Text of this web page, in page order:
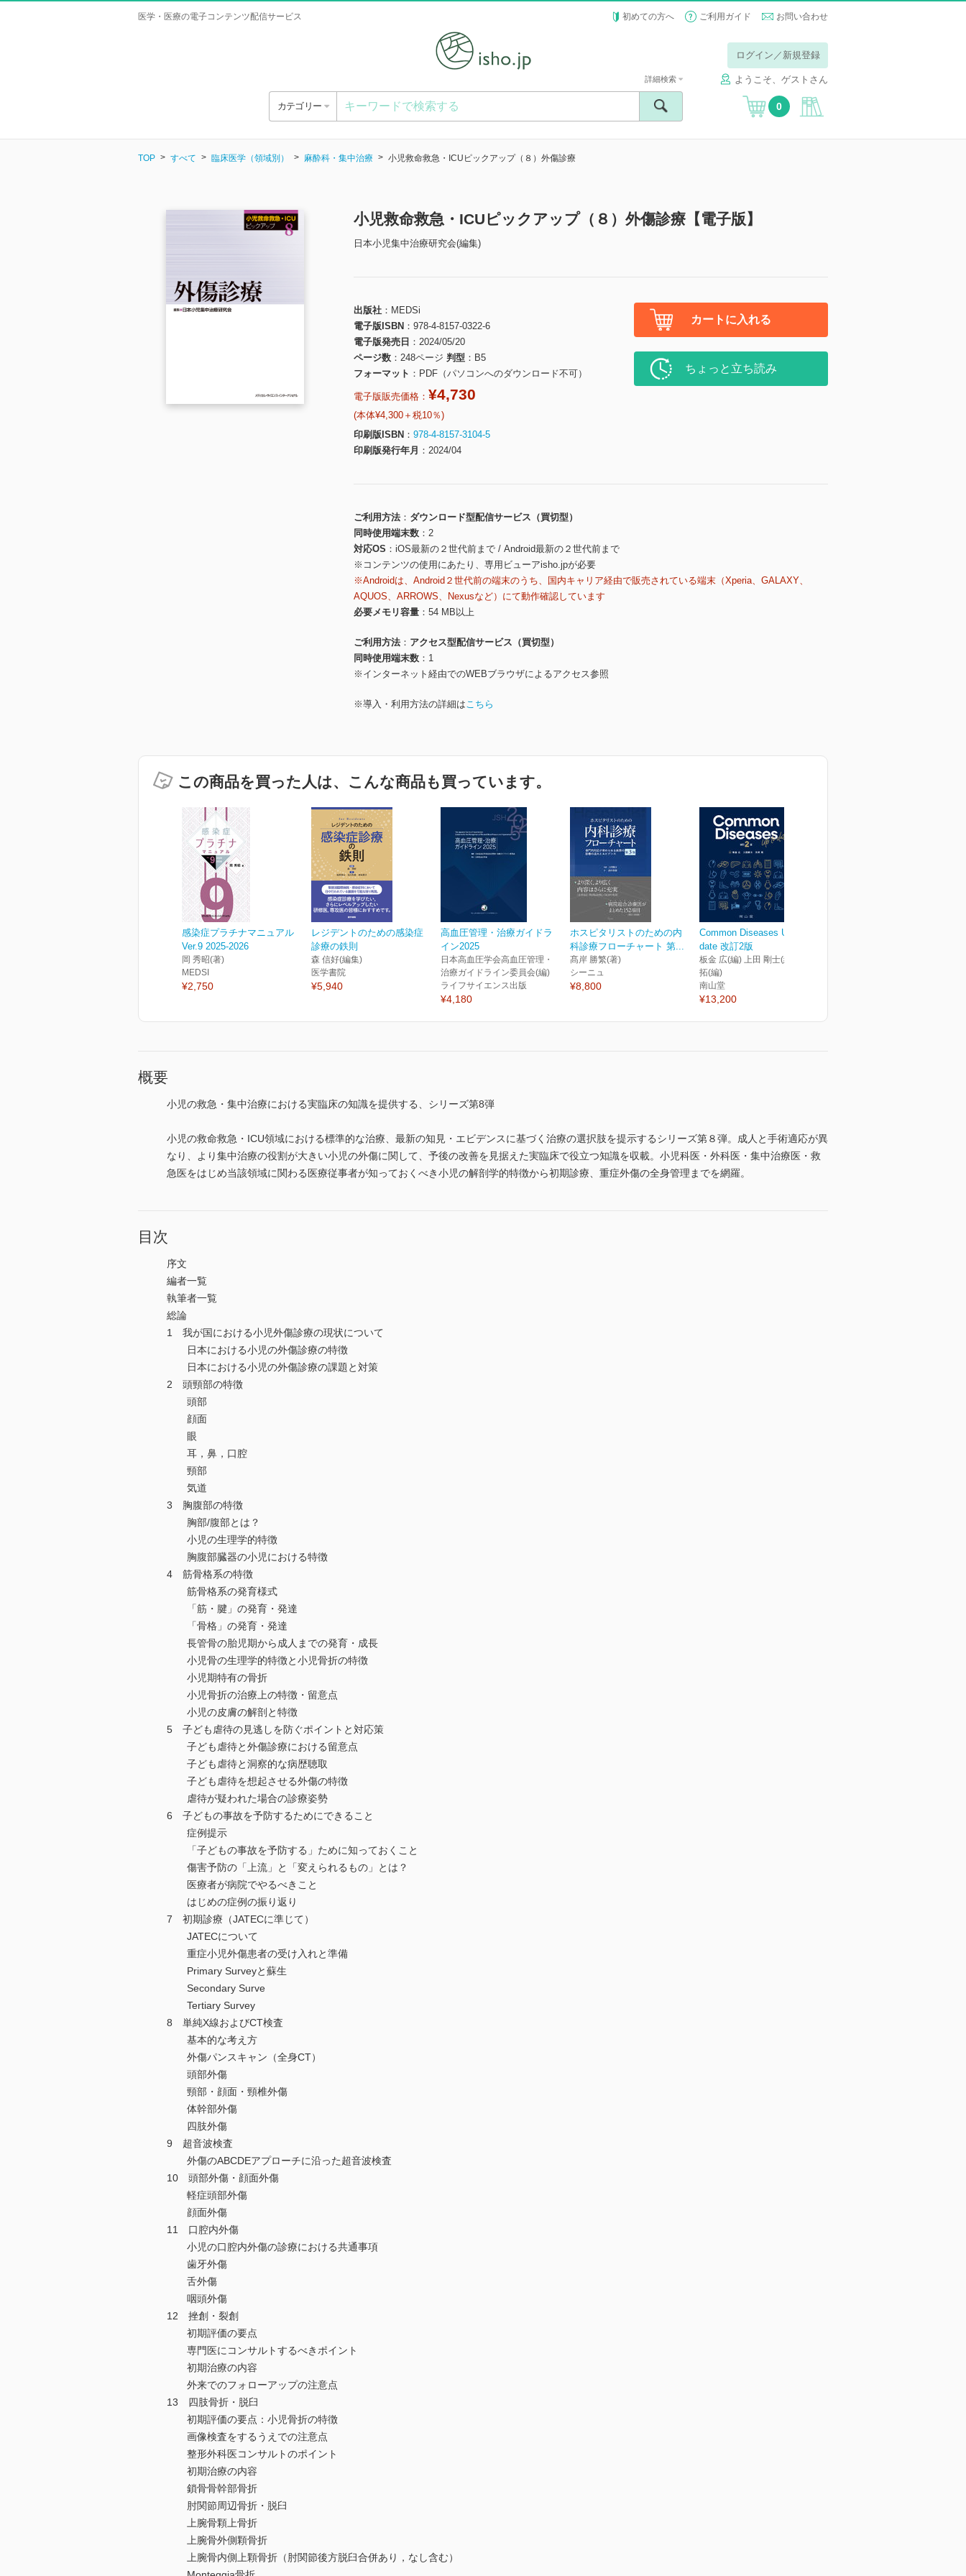
医学・医療の電子コンテンツ配信サービス 初めての方へ ご利用ガイド お問い合わせ
ログイン／新規登録
ようこそ、ゲストさん
カテゴリー
詳細検索
0
TOP すべて 臨床医学（領域別） 麻酔科・集中治療 小児救命救急・ICUピックアップ（８）外傷診療
小児救命救急・ICUピックアップ（８）外傷診療【電子版】
日本小児集中治療研究会(編集)
出版社
MEDSi
電子版ISBN
978-4-8157-0322-6
電子版発売日
2024/05/20
ページ数
248ページ 判型
B5
フォーマット
PDF（パソコンへのダウンロード不可）
電子版販売価格： ¥4,730
(本体¥4,300＋税10％)
印刷版ISBN
978-4-8157-3104-5
印刷版発行年月
2024/04
カートに入れる
ちょっと立ち読み
ご利用方法
ダウンロード型配信サービス（買切型）
同時使用端末数
2
対応OS
iOS最新の２世代前まで / Android最新の２世代前まで
※コンテンツの使用にあたり、専用ビューアisho.jpが必要
※Androidは、Android２世代前の端末のうち、国内キャリア経由で販売されている端末（Xperia、GALAXY、
AQUOS、ARROWS、Nexusなど）にて動作確認しています
必要メモリ容量
54 MB以上
ご利用方法
アクセス型配信サービス（買切型）
同時使用端末数
1
※インターネット経由でのWEBブラウザによるアクセス参照
※導入・利用方法の詳細はこちら
この商品を買った人は、こんな商品も買っています。
感染症プラチナマニュアル
Ver.9 2025-2026
岡 秀昭(著)
MEDSI
¥2,750
レジデントのための感染症
診療の鉄則
森 信好(編集)
医学書院
¥5,940
高血圧管理・治療ガイドラ
イン2025
日本高血圧学会高血圧管理・
治療ガイドライン委員会(編)
ライフサイエンス出版
¥4,180
ホスピタリストのための内
科診療フローチャート 第...
髙岸 勝繁(著)
シーニュ
¥8,800
Common Diseases Up to
date 改訂2版
板金 広(編) 上田 剛士(編) 矢吹
拓(編)
南山堂
¥13,200
概要
小児の救急・集中治療における実臨床の知識を提供する、シリーズ第8弾
小児の救命救急・ICU領域における標準的な治療、最新の知見・エビデンスに基づく治療の選択肢を提示するシリーズ第８弾。成人と手術適応が異
なり、より集中治療の役割が大きい小児の外傷に関して、予後の改善を見据えた実臨床で役立つ知識を収載。小児科医・外科医・集中治療医・救
急医をはじめ当該領域に関わる医療従事者が知っておくべき小児の解剖学的特徴から初期診療、重症外傷の全身管理までを網羅。
目次
序文
編者一覧
執筆者一覧
総論
1 我が国における小児外傷診療の現状について
日本における小児の外傷診療の特徴
日本における小児の外傷診療の課題と対策
2 頭頸部の特徴
頭部
顔面
眼
耳，鼻，口腔
頸部
気道
3 胸腹部の特徴
胸部/腹部とは？
小児の生理学的特徴
胸腹部臓器の小児における特徴
4 筋骨格系の特徴
筋骨格系の発育様式
「筋・腱」の発育・発達
「骨格」の発育・発達
長管骨の胎児期から成人までの発育・成長
小児骨の生理学的特徴と小児骨折の特徴
小児期特有の骨折
小児骨折の治療上の特徴・留意点
小児の皮膚の解剖と特徴
5 子ども虐待の見逃しを防ぐポイントと対応策
子ども虐待と外傷診療における留意点
子ども虐待と洞察的な病歴聴取
子ども虐待を想起させる外傷の特徴
虐待が疑われた場合の診療姿勢
6 子どもの事故を予防するためにできること
症例提示
「子どもの事故を予防する」ために知っておくこと
傷害予防の「上流」と「変えられるもの」とは？
医療者が病院でやるべきこと
はじめの症例の振り返り
7 初期診療（JATECに準じて）
JATECについて
重症小児外傷患者の受け入れと準備
Primary Surveyと蘇生
Secondary Surve
Tertiary Survey
8 単純X線およびCT検査
基本的な考え方
外傷パンスキャン（全身CT）
頭部外傷
頸部・顔面・頸椎外傷
体幹部外傷
四肢外傷
9 超音波検査
外傷のABCDEアプローチに沿った超音波検査
10 頭部外傷・顔面外傷
軽症頭部外傷
顔面外傷
11 口腔内外傷
小児の口腔内外傷の診療における共通事項
歯牙外傷
舌外傷
咽頭外傷
12 挫創・裂創
初期評価の要点
専門医にコンサルトするべきポイント
初期治療の内容
外来でのフォローアップの注意点
13 四肢骨折・脱臼
初期評価の要点：小児骨折の特徴
画像検査をするうえでの注意点
整形外科医コンサルトのポイント
初期治療の内容
鎖骨骨幹部骨折
肘関節周辺骨折・脱臼
上腕骨顆上骨折
上腕骨外側顆骨折
上腕骨内側上顆骨折（肘関節後方脱臼合併あり，なし含む）